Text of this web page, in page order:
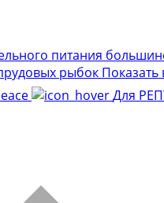
питания
рыбок
Для